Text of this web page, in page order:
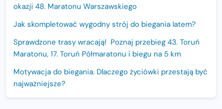
okazji 48. Maratonu Warszawskiego
Jak skompletować wygodny strój do biegania latem?
Sprawdzone trasy wracają! Poznaj przebieg 43. Toruń
Maratonu, 17. Toruń Półmaratonu i biegu na 5 km
Motywacja do biegania. Dlaczego życiówki przestają być
najważniejsze?